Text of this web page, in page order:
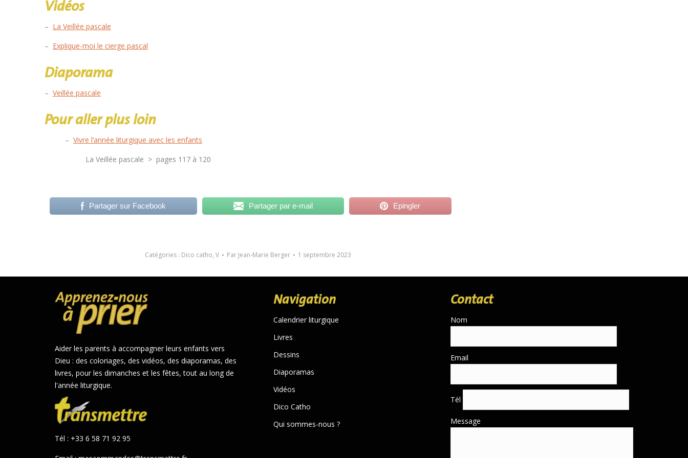
Vidéos
– La Veillée pascale
– Explique-moi le cierge pascal
Diaporama
– Veillée pascale
Pour aller plus loin
– Vivre l’année liturgique avec les enfants
La Veillée pascale > pages 117 à 120
Partager sur Facebook Partager par e-mail Epingler
Catégories : Dico catho, V Par Jean-Marie Berger 1 septembre 2023
Aider les parents à accompagner leurs enfants vers
Dieu : des coloriages, des vidéos, des diaporamas, des
livres, pour les dimanches et les fêtes, tout au long de
l'année liturgique.
Tél : +33 6 58 71 92 95
Navigation
Calendrier liturgique
Livres
Dessins
Diaporamas
Vidéos
Dico Catho
Qui sommes-nous ?
Contact
Nom
Email
Tél
Message